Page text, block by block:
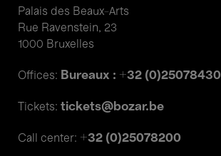
Palais des Beaux-Arts
Rue Ravenstein, 23
1000 Bruxelles
Offices: Bureaux : +32 (0)25078430
Tickets: tickets@bozar.be
Call center: +32 (0)25078200